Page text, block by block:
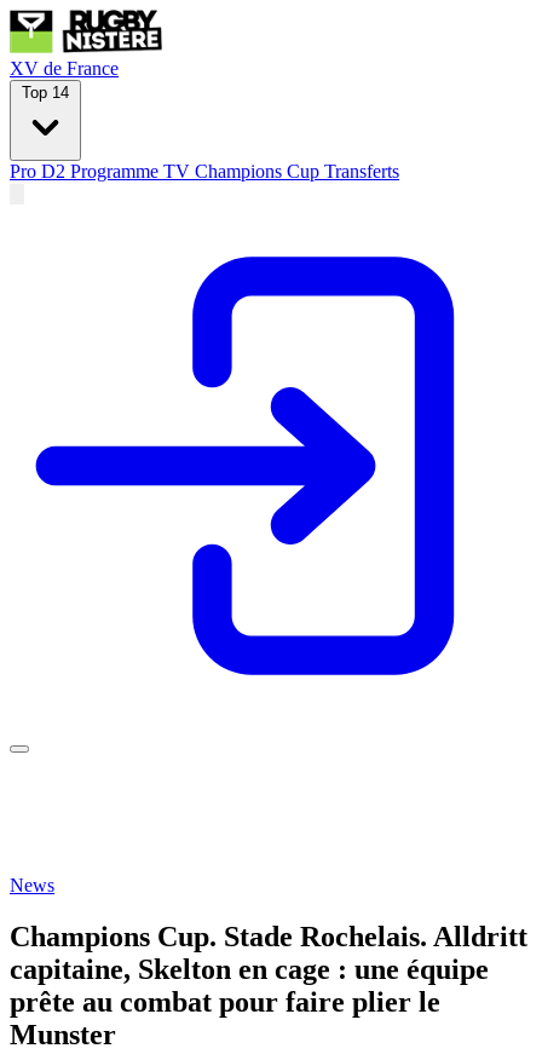
XV de France
Top 14
Pro D2 Programme TV Champions Cup Transferts
News
Champions Cup. Stade Rochelais. Alldritt
capitaine, Skelton en cage : une équipe
prête au combat pour faire plier le
Munster